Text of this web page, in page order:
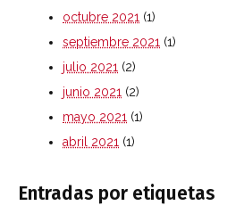
octubre 2021 (1)
septiembre 2021 (1)
julio 2021 (2)
junio 2021 (2)
mayo 2021 (1)
abril 2021 (1)
Entradas por etiquetas